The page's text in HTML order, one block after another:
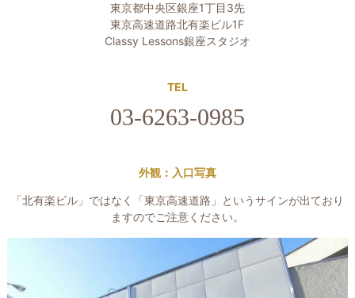
東京都中央区銀座1丁目3先
東京高速道路北有楽ビル1F
Classy Lessons銀座スタジオ
TEL
03-6263-0985
外観：入口写真
「北有楽ビル」ではなく「東京高速道路」というサインが出ており
ますのでご注意ください。